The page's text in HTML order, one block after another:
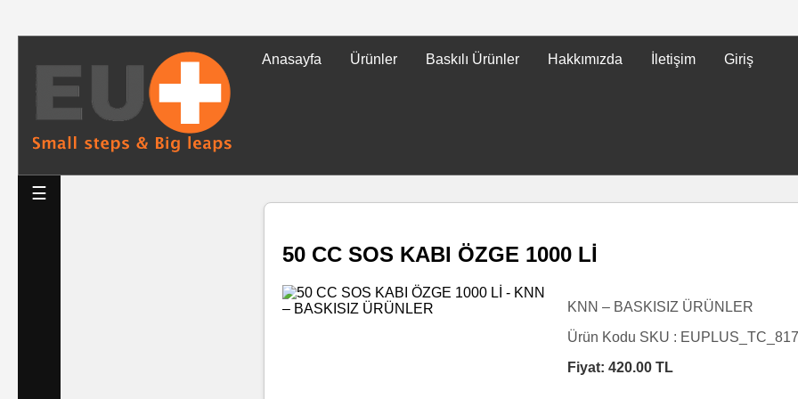
Anasayfa Ürünler Baskılı Ürünler Hakkımızda İletişim Giriş
☰
Tüm
Ürünler
Islak
50 CC SOS KABI ÖZGE 1000 Lİ
KNN – BASKISIZ ÜRÜNLER
Ürün Kodu SKU : EUPLUS_TC_817
Fiyat: 420.00 TL